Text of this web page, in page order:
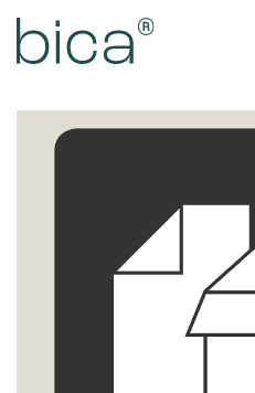
content